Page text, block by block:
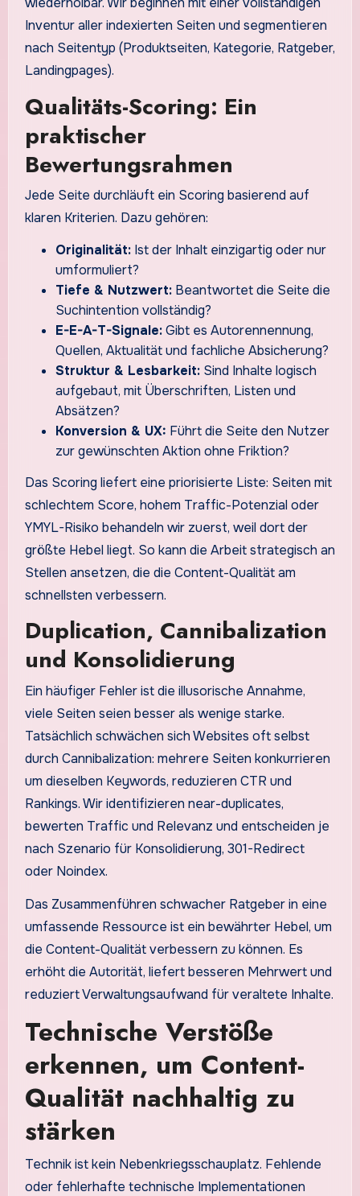
Inventur aller indexierten Seiten und segmentieren
nach Seitentyp (Produktseiten, Kategorie, Ratgeber,
Landingpages).
Qualitäts-Scoring: Ein
praktischer
Bewertungsrahmen
Jede Seite durchläuft ein Scoring basierend auf
klaren Kriterien. Dazu gehören:
Originalität:Ist der Inhalt einzigartig oder nur
umformuliert?
Tiefe & Nutzwert:Beantwortet die Seite die
Suchintention vollständig?
E-E-A-T-Signale:Gibt es Autorennennung,
Quellen, Aktualität und fachliche Absicherung?
Struktur & Lesbarkeit:Sind Inhalte logisch
aufgebaut, mit Überschriften, Listen und
Absätzen?
Konversion & UX: Führt die Seite den Nutzer
zur gewünschten Aktion ohne Friktion?
Das Scoring liefert eine priorisierte Liste: Seiten mit
schlechtem Score, hohem Traffic-Potenzial oder
YMYL-Risiko behandeln wir zuerst, weil dort der
größte Hebel liegt. So kann die Arbeit strategisch an
Stellen ansetzen, die die Content-Qualität am
schnellsten verbessern.
Duplication, Cannibalization
und Konsolidierung
Ein häufiger Fehler ist die illusorische Annahme,
viele Seiten seien besser als wenige starke.
Tatsächlich schwächen sich Websites oft selbst
durch Cannibalization: mehrere Seiten konkurrieren
um dieselben Keywords, reduzieren CTR und
Rankings. Wir identifizieren near-duplicates,
bewerten Traffic und Relevanz und entscheiden je
nach Szenario für Konsolidierung, 301-Redirect
oder Noindex.
Das Zusammenführen schwacher Ratgeber in eine
umfassende Ressource ist ein bewährter Hebel, um
die Content-Qualität verbessern zu können. Es
erhöht die Autorität, liefert besseren Mehrwert und
reduziert Verwaltungsaufwand für veraltete Inhalte.
Technische Verstöße
erkennen, um Content-
Qualität nachhaltig zu
stärken
Technik ist kein Nebenkriegsschauplatz. Fehlende
oder fehlerhafte technische Implementationen